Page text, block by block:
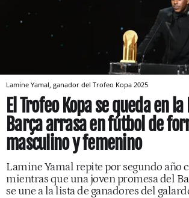
Lamine Yamal, ganador del Trofeo Kopa 2025
El Trofeo Kopa se queda en la
Barça arrasa en fútbol de
masculino y femenino
Lamine Yamal repite por segundo año
mientras que una joven promesa del
se une a la lista de ganadores del